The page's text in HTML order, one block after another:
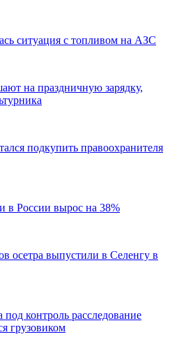
ситуация с топливом на АЗС
на праздничную зарядку,
подкупить правоохранителя
в России вырос на 38%
осетра выпустили в Селенгу в
контроль расследование
грузовиком